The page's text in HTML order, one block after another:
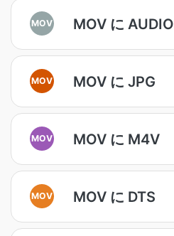
MOV MOV に AUDIO
MOV MOV に JPG
MOV MOV に M4V
MOV MOV に DTS